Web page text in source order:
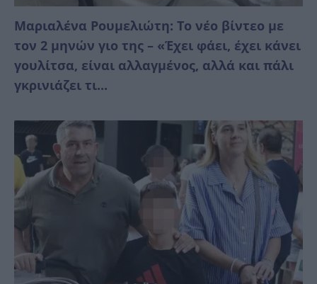
Μαριαλένα Ρουμελιώτη: Το νέο βίντεο με
τον 2 μηνών γιο της – «Έχει φάει, έχει κάνει
γουλίτσα, είναι αλλαγμένος, αλλά και πάλι
γκρινιάζει τι...